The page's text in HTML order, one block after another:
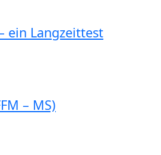
ein Langzeittest
– MS)